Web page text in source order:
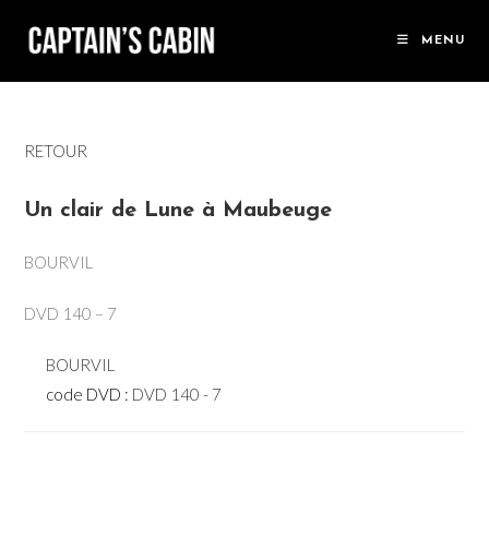
MENU
RETOUR
Un clair de Lune à Maubeuge
BOURVIL
DVD 140 – 7
BOURVIL
code DVD : DVD 140 - 7